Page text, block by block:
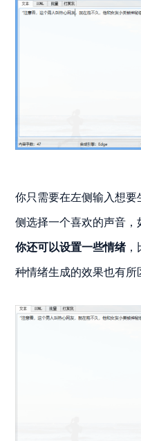
你只需要在左侧输入想
侧选择一个喜欢的声音，
你还可以设置一些情绪，
种情绪生成的效果也有所